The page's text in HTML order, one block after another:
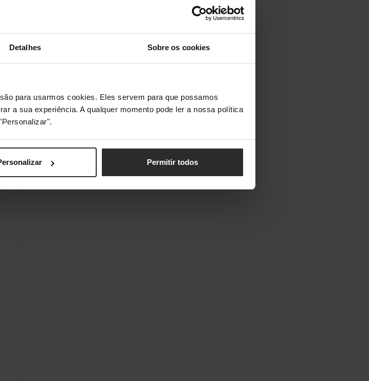
Detalhes Sobre os cookies
para usarmos cookies. Eles servem para que possamos
a sua experiência. A qualquer momento pode ler a nossa política
Permitir todos